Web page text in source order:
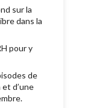
sur la
dans la
pour y
de
d’une